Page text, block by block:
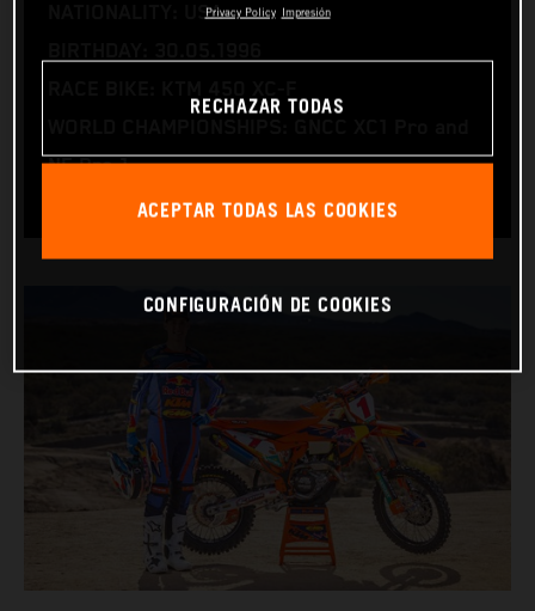
NATIONALITY: USA
NE Pro 1
Privacy Policy Impresión
RECHAZAR TODAS
ACEPTAR TODAS LAS COOKIES
CONFIGURACIÓN DE COOKIES